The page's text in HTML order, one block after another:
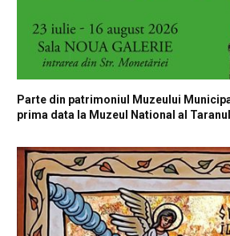
Parte din patrimoniul Muzeului
prima data la Muzeul National al